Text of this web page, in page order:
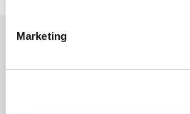
Marketing
Sådan kommer du